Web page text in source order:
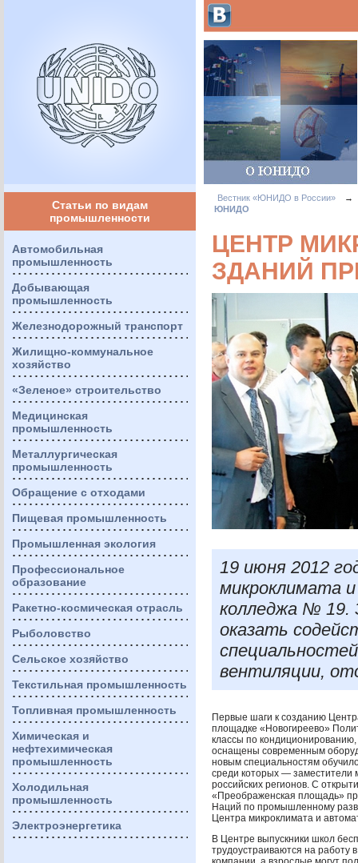
Статьи по видам
промышленности
Автомобильная
промышленность
Добывающая
промышленность
Железнодорожный транспорт
Жилищно-коммунальное
хозяйство
«Зеленое» строительство
Медицинская
промышленность
Металлургическая
промышленность
Обращение с отходами
Пищевая промышленность
Промышленная экология
Профессиональное
образование
Ракетно-космическая отрасль
Рыболовство
Сельское хозяйство
Текстильная промышленность
Топливная промышленность
Химическая и
нефтехимическая
промышленность
Холодильная
промышленность
Электроэнергетика
Вестник «ЮНИДО в России»
→
ЮНИДО
ЦЕНТР
ЗДАНИЙ
19 июня 2012
микроклимата
колледжа № 19.
оказать
вентиляции,
Первые шаги к созданию
площадке «Новогиреево»
классы по
оснащены современным
новым специальностям
среди которых — заместители
российских регионов. С
«Преображенская площадь»
Наций по промышленному
Центра микроклимата и
В Центре выпускники школ
трудоустраиваются на работу